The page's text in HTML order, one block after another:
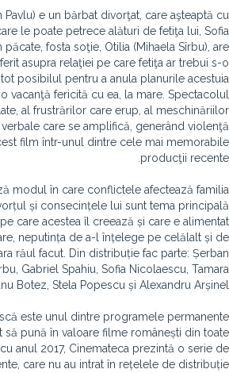
Pavlu) e un bărbat divorţat, care aşteaptă cu
le poate petrece alături de fetiţa lui, Sofia
păcate, fosta soţie, Otilia (Mihaela Sîrbu), are
asupra relaţiei pe care fetiţa ar trebui s-o
posibilul pentru a anula planurile acestuia
vacanţă fericită cu ea, la mare. Spectacolul
al frustrărilor care erup, al meschinăriilor
care se amplifică, generând violenţă
film într-unul dintre cele mai memorabile
producţii recente.
modul în care conflictele afectează familia
și consecințele lui sunt tema principală
care acestea îl creează și care e alimentat
neputința de a-l înțelege pe celălalt și de
răul facut. Din distribuție fac parte: Șerban
Gabriel Spahiu, Sofia Nicolaescu, Tamara
Botez, Stela Popescu și Alexandru Arșinel.
este unul dintre programele permanente
să pună în valoare filme românești din toate
anul 2017, Cinemateca prezintă o serie de
care nu au intrat în rețelele de distribuție